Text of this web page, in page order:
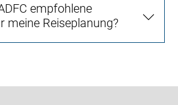
empfohlene
meine Reiseplanung?